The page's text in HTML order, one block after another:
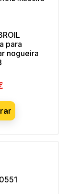
para
nogueira